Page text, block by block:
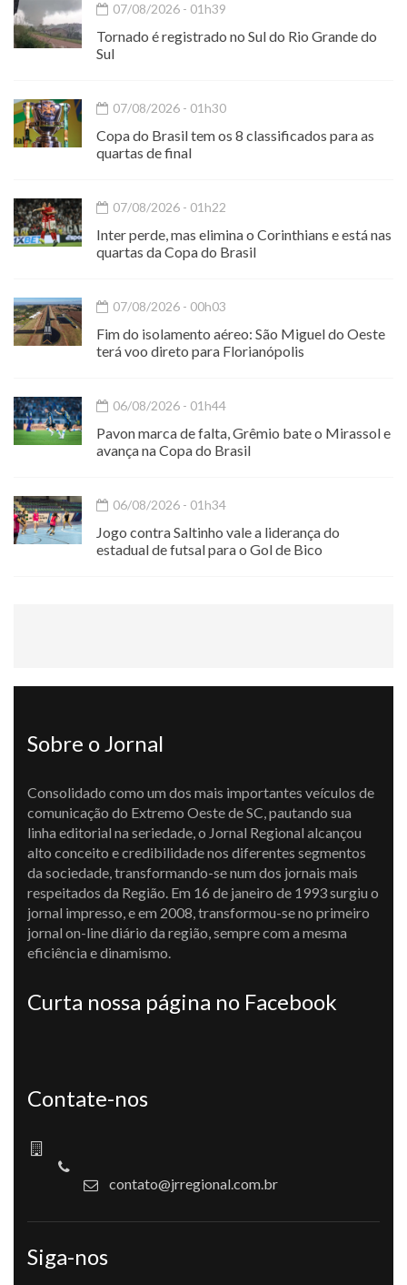
07/08/2026 - 01h39
Tornado é registrado no Sul do Rio Grande do
Sul
07/08/2026 - 01h30
Copa do Brasil tem os 8 classificados para as
quartas de final
07/08/2026 - 01h22
Inter perde, mas elimina o Corinthians e está nas
quartas da Copa do Brasil
07/08/2026 - 00h03
Fim do isolamento aéreo: São Miguel do Oeste
terá voo direto para Florianópolis
06/08/2026 - 01h44
Pavon marca de falta, Grêmio bate o Mirassol e
avança na Copa do Brasil
06/08/2026 - 01h34
Jogo contra Saltinho vale a liderança do
estadual de futsal para o Gol de Bico
Sobre o Jornal
Consolidado como um dos mais importantes veículos de
comunicação do Extremo Oeste de SC, pautando sua
linha editorial na seriedade, o Jornal Regional alcançou
alto conceito e credibilidade nos diferentes segmentos
da sociedade, transformando-se num dos jornais mais
respeitados da Região. Em 16 de janeiro de 1993 surgiu o
jornal impresso, e em 2008, transformou-se no primeiro
jornal on-line diário da região, sempre com a mesma
eficiência e dinamismo.
Curta nossa página no Facebook
Contate-nos
contato@jrregional.com.br
Siga-nos